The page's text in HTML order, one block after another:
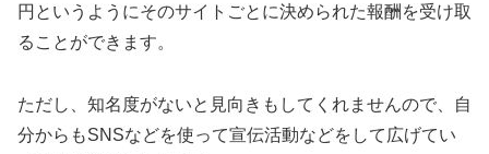
円というようにそのサイトごとに決められた報酬を受け取
ることができます。
ただし、知名度がないと見向きもしてくれませんので、自
分からもSNSなどを使って宣伝活動などをして広げてい